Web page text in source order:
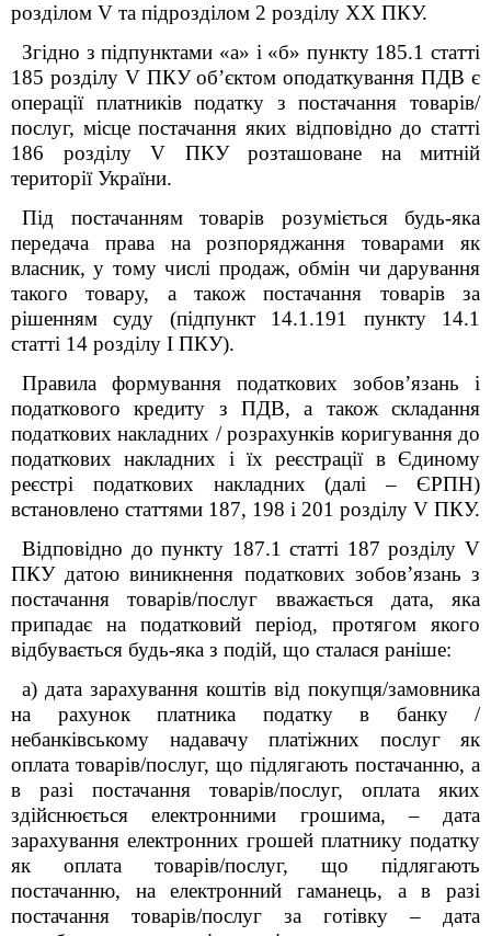
розділом V та підрозділом 2 розділу XX ПКУ.
Згідно з підпунктами «а» і «б» пункту 185.1 статті
185 розділу V ПКУ об’єктом оподаткування ПДВ є
операції платників податку з постачання товарів/
послуг, місце постачання яких відповідно до статті
186 розділу V ПКУ розташоване на митній
території України.
Під постачанням товарів розуміється будь-яка
передача права на розпоряджання товарами як
власник, у тому числі продаж, обмін чи дарування
такого товару, а також постачання товарів за
рішенням суду (підпункт 14.1.191 пункту 14.1
статті 14 розділу I ПКУ).
Правила формування податкових зобов’язань і
податкового кредиту з ПДВ, а також складання
податкових накладних / розрахунків коригування до
податкових накладних і їх реєстрації в Єдиному
реєстрі податкових накладних (далі – ЄРПН)
встановлено статтями 187, 198 і 201 розділу V ПКУ.
Відповідно до пункту 187.1 статті 187 розділу V
ПКУ датою виникнення податкових зобов’язань з
постачання товарів/послуг вважається дата, яка
припадає на податковий період, протягом якого
відбувається будь-яка з подій, що сталася раніше:
а) дата зарахування коштів від покупця/замовника
на рахунок платника податку в банку /
небанківському надавачу платіжних послуг як
оплата товарів/послуг, що підлягають постачанню, а
в разі постачання товарів/послуг, оплата яких
здійснюється електронними грошима, – дата
зарахування електронних грошей платнику податку
як оплата товарів/послуг, що підлягають
постачанню, на електронний гаманець, а в разі
постачання товарів/послуг за готівку – дата